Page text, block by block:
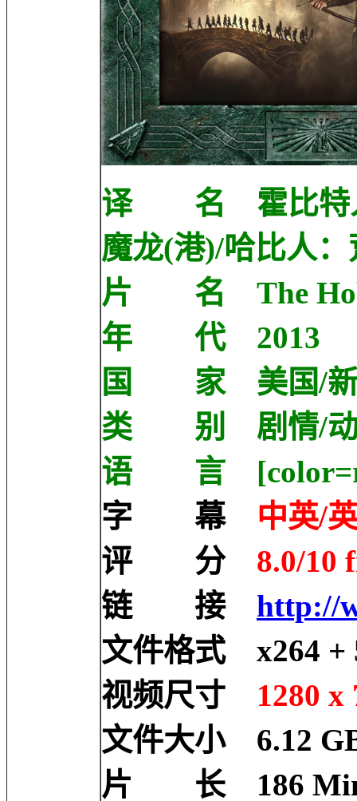
译 名 霍比特人
魔龙(港)/哈比人
片 名 The
年 代 2013
国 家 美国/新
类 别 剧情/动
语 言
字 幕 中英/
评 分 8.0/10
链 接 http://
文件格式 x264 +
视频尺寸 1280 x
文件大小 6.12
片 长 186